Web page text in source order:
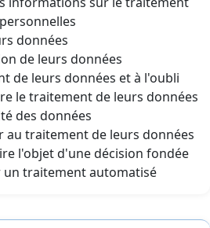
données
de leurs données
de leurs données et à l'oubli
le traitement de leurs données
des données
au traitement de leurs données
l'objet d'une décision fondée
un traitement automatisé